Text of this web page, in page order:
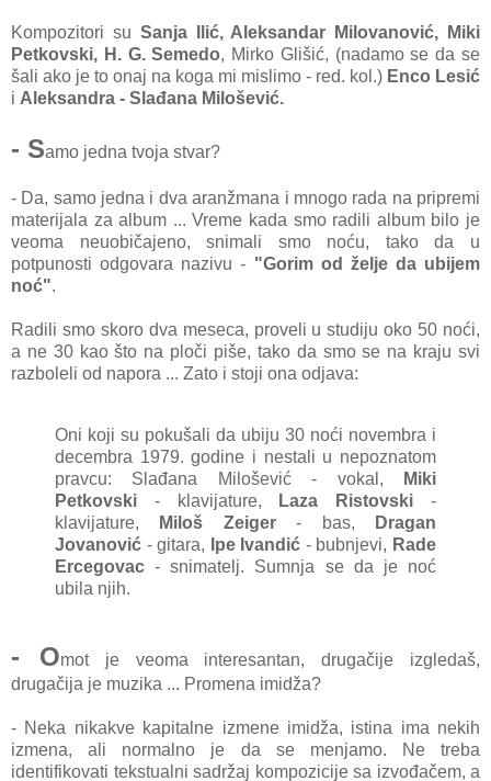
Kompozitori su Sanja Ilić, Aleksandar Milovanović, Miki
Petkovski, H. G. Semedo, Mirko Glišić, (nadamo se da se
šali ako je to onaj na koga mi mislimo - red. kol.) Enco Lesić
i Aleksandra - Slađana Milošević.
- Samo jedna tvoja stvar?
- Da, samo jedna i dva aranžmana i mnogo rada na pripremi
materijala za album ... Vreme kada smo radili album bilo je
veoma neuobičajeno, snimali smo noću, tako da u
potpunosti odgovara nazivu - "Gorim od želje da ubijem
noć".
Radili smo skoro dva meseca, proveli u studiju oko 50 noći,
a ne 30 kao što na ploči piše, tako da smo se na kraju svi
razboleli od napora ... Zato i stoji ona odjava:
Oni koji su pokušali da ubiju 30 noći novembra i
decembra 1979. godine i nestali u nepoznatom
pravcu: Slađana Milošević - vokal,
Miki
Petkovski - klavijature, Laza Ristovski -
klavijature,
Miloš Zeiger- bas,
Dragan
Jovanović - gitara, Ipe Ivandić - bubnjevi, Rade
Ercegovac - snimatelj. Sumnja se da je noć
ubila njih.
- Omot je veoma interesantan, drugačije izgledaš,
drugačija je muzika ... Promena imidža?
- Neka nikakve kapitalne izmene imidža, istina ima nekih
izmena, ali normalno je da se menjamo. Ne treba
identifikovati tekstualni sadržaj kompozicije sa izvođačem, a